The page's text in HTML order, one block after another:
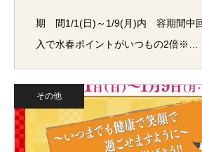
期 間1/1(日)～1/9(月)内 容期間中
入で水春ポイントがいつもの2倍※…
その他